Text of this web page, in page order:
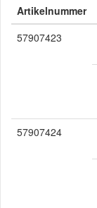
Artikelnummer
57907423
57907424